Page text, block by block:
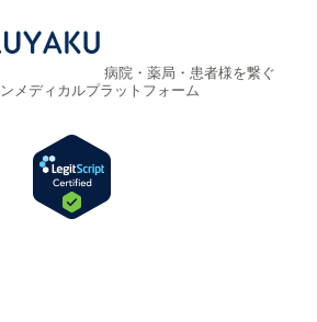
病院・薬局・患者様を繋ぐ
メディカルプラットフォーム